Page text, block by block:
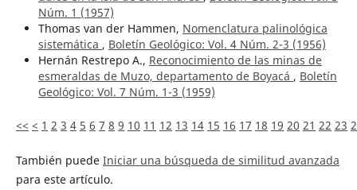
Núm. 1 (1957)
Thomas van der Hammen, Nomenclatura palinológica
sistemática , Boletín Geológico: Vol. 4 Núm. 2-3 (1956)
Hernán Restrepo A., Reconocimiento de las minas de
esmeraldas de Muzo, departamento de Boyacá , Boletín
Geológico: Vol. 7 Núm. 1-3 (1959)
<< < 1 2 3 4 5 6 7 8 9 10 11 12 13 14 15 16 17 18 19 20 21 22 23
También puede Iniciar una búsqueda de similitud avanzada
para este artículo.